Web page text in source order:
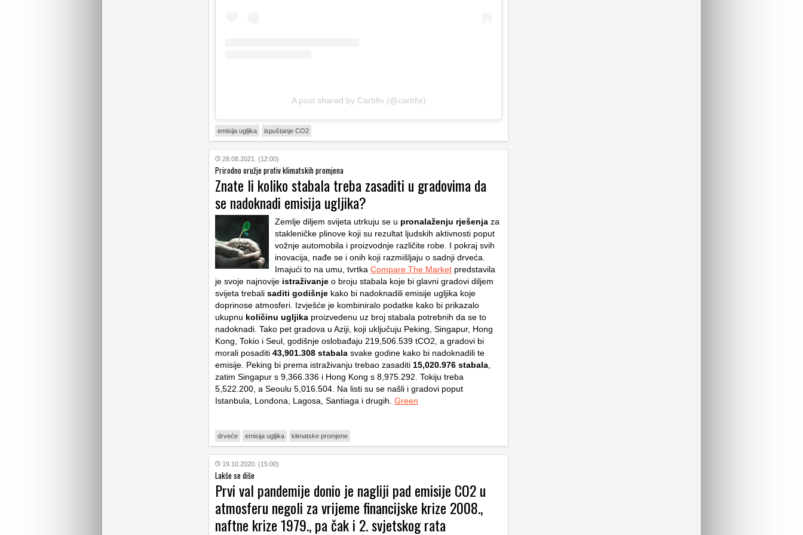
A post shared by Carbfix (@carbfix)
emisija ugljika ispuštanje CO2
28.08.2021. (12:00)
Prirodno oružje protiv klimatskih promjena
Znate li koliko stabala treba zasaditi u gradovima da
se nadoknadi emisija ugljika?
Zemlje diljem svijeta utrkuju se u pronalaženju rješenja za
stakleničke plinove koji su rezultat ljudskih aktivnosti poput
vožnje automobila i proizvodnje različite robe. I pokraj svih
inovacija, nađe se i onih koji razmišljaju o sadnji drveća.
Imajući to na umu, tvrtka Compare The Market predstavila
je svoje najnovije istraživanje o broju stabala koje bi glavni gradovi diljem
svijeta trebali saditi godišnje kako bi nadoknadili emisije ugljika koje
doprinose atmosferi. Izvješće je kombiniralo podatke kako bi prikazalo
ukupnu količinu ugljika proizvedenu uz broj stabala potrebnih da se to
nadoknadi. Tako pet gradova u Aziji, koji uključuju Peking, Singapur, Hong
Kong, Tokio i Seul, godišnje oslobađaju 219,506.539 tCO2, a gradovi bi
morali posaditi 43,901.308 stabala svake godine kako bi nadoknadili te
emisije. Peking bi prema istraživanju trebao zasaditi 15,020.976 stabala,
zatim Singapur s 9,366.336 i Hong Kong s 8,975.292. Tokiju treba
5,522.200, a Seoulu 5,016.504. Na listi su se našli i gradovi poput
Istanbula, Londona, Lagosa, Santiaga i drugih. Green
drveće emisija ugljika klimatske promjene
19.10.2020. (15:00)
Lakše se diše
Prvi val pandemije donio je nagliji pad emisije CO2 u
atmosferu negoli za vrijeme financijske krize 2008.,
naftne krize 1979., pa čak i 2. svjetskog rata